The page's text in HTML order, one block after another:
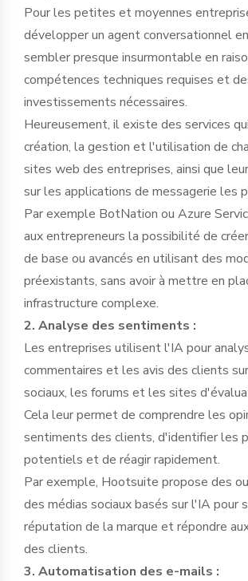
Pour les petites et moyennes
développer un agent conversationnel
sembler presque insurmontable en
compétences techniques requises et
investissements nécessaires.
Heureusement, il existe des services
création, la gestion et l'utilisation de
sites web des entreprises, ainsi que
sur les applications de messagerie les
Par exemple BotNation ou Azure
aux entrepreneurs la possibilité de
de base ou avancés en utilisant des
préexistants, sans avoir à mettre en
infrastructure complexe.
2. Analyse des sentiments :
Les entreprises utilisent l'IA pour
commentaires et les avis des clients
sociaux, les forums et les sites
Cela leur permet de comprendre les
sentiments des clients, d'identifier les
potentiels et de réagir rapidement.
Par exemple, Hootsuite propose des
des médias sociaux basés sur l'IA pour
réputation de la marque et répondre
des clients.
3. Automatisation des e-mails :